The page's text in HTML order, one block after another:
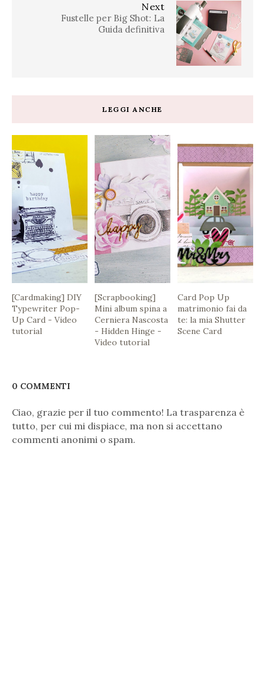
Next
Fustelle per Big Shot: La
Guida definitiva
LEGGI ANCHE
[Cardmaking] DIY
Typewriter Pop-
Up Card - Video
tutorial
[Scrapbooking]
Mini album spina a
Cerniera Nascosta
- Hidden Hinge -
Video tutorial
Card Pop Up
matrimonio fai da
te: la mia Shutter
Scene Card
0 COMMENTI
Ciao, grazie per il tuo commento! La trasparenza è
tutto, per cui mi dispiace, ma non si accettano
commenti anonimi o spam.